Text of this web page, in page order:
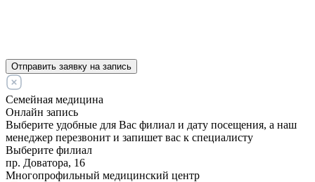
Отправить заявку на запись
Семейная медицина
Онлайн запись
Выберите удобные для Вас филиал и дату посещения, а наш
менеджер перезвонит и запишет вас к специалисту
Выберите филиал
пр. Доватора, 16
Многопрофильный медицинский центр